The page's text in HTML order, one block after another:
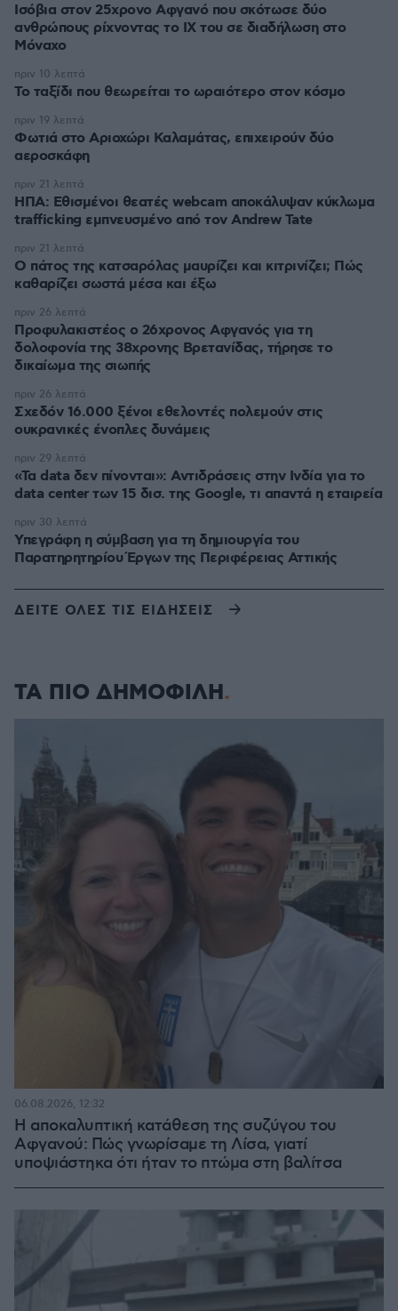
Ισόβια στον 25χρονο Αφγανό που σκότωσε δύο
ανθρώπους ρίχνοντας το ΙΧ του σε διαδήλωση στο
Μόναχο
Το ταξίδι που θεωρείται το ωραιότερο στον κόσμο
πριν 10 λεπτά
Φωτιά στο Αριοχώρι Καλαμάτας, επιχειρούν δύο
αεροσκάφη
πριν 19 λεπτά
ΗΠΑ: Εθισμένοι θεατές webcam αποκάλυψαν κύκλωμα
trafficking εμπνευσμένο από τον Andrew Tate
πριν 21 λεπτά
Ο πάτος της κατσαρόλας μαυρίζει και κιτρινίζει; Πώς
καθαρίζει σωστά μέσα και έξω
πριν 21 λεπτά
Προφυλακιστέος ο 26χρονος Αφγανός για τη
δολοφονία της 38χρονης Βρετανίδας, τήρησε το
δικαίωμα της σιωπής
πριν 26 λεπτά
Σχεδόν 16.000 ξένοι εθελοντές πολεμούν στις
ουκρανικές ένοπλες δυνάμεις
πριν 26 λεπτά
«Τα data δεν πίνονται»: Αντιδράσεις στην Ινδία για το
data center των 15 δισ. της Google, τι απαντά η εταιρεία
πριν 29 λεπτά
Υπεγράφη η σύμβαση για τη δημιουργία του
Παρατηρητηρίου Έργων της Περιφέρειας Αττικής
πριν 30 λεπτά
ΔΕΙΤΕ ΟΛΕΣ ΤΙΣ ΕΙΔΗΣΕΙΣ
ΤΑ ΠΙΟ ΔΗΜΟΦΙΛΗ
Η αποκαλυπτική κατάθεση της συζύγου του
Αφγανού: Πώς γνωρίσαμε τη Λίσα, γιατί
υποψιάστηκα ότι ήταν το πτώμα στη βαλίτσα
06.08.2026, 12:32